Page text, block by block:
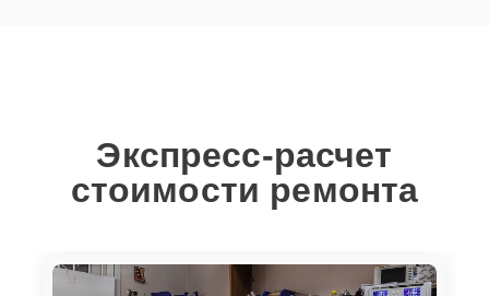
Экспресс-расчет
стоимости ремонта